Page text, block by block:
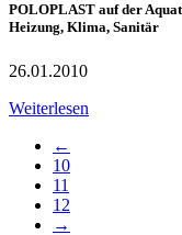
POLOPLAST auf der
Heizung, Klima, Sanitär
26.01.2010
Weiterlesen
←
10
11
12
→